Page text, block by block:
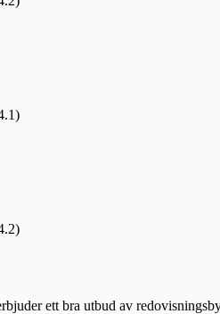
)
)
ett bra utbud av